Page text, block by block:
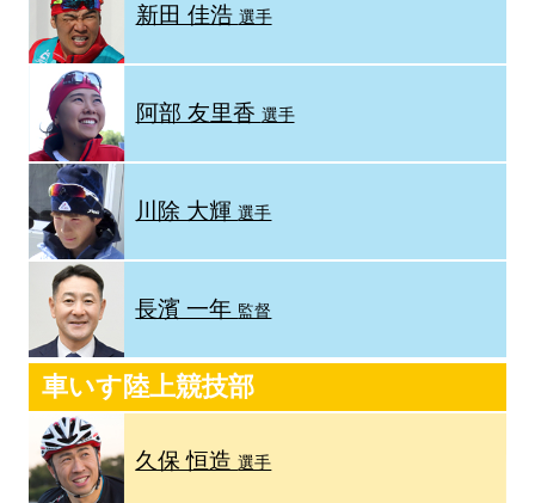
新田 佳浩 選手
阿部 友里香 選手
川除 大輝選手
長濱 一年 監督
車いす陸上競技部
久保 恒造選手